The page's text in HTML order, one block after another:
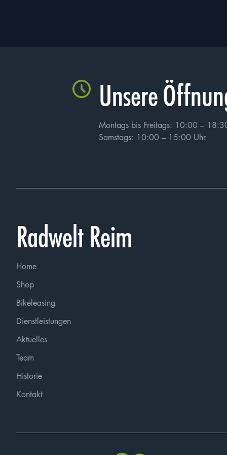
Unsere
Montags bis Freitags: 10:00 –
Samstags: 10:00 – 15:00 Uhr
Radwelt Reim
Home
Shop
Bikeleasing
Dienstleistungen
Aktuelles
Team
Historie
Kontakt
werden dürfen.
kann, dass